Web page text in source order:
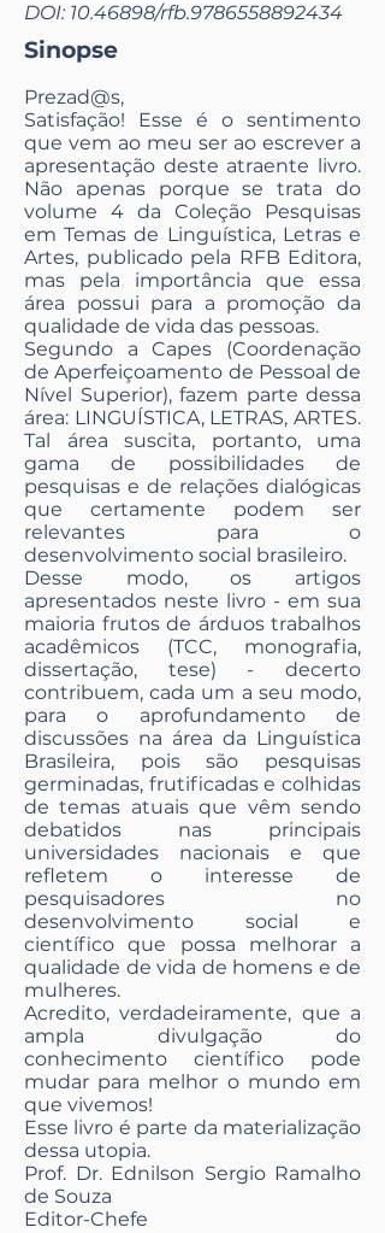
DOI: 10.46898/rfb.9786558892434
Sinopse
Prezad@s,
Satisfação! Esse é o sentimento
que vem ao meu ser ao escrever a
apresentação deste atraente livro.
Não apenas porque se trata do
volume 4 da Coleção Pesquisas
em Temas de Linguística, Letras e
Artes, publicado pela RFB Editora,
mas pela importância que essa
área possui para a promoção da
qualidade de vida das pessoas.
Segundo a Capes (Coordenação
de Aperfeiçoamento de Pessoal de
Nível Superior), fazem parte dessa
área: LINGUÍSTICA, LETRAS, ARTES.
Tal área suscita, portanto, uma
gama de possibilidades de
pesquisas e de relações dialógicas
que certamente podem ser
relevantes para o
desenvolvimento social brasileiro.
Desse modo, os artigos
apresentados neste livro - em sua
maioria frutos de árduos trabalhos
acadêmicos (TCC, monografia,
dissertação, tese) - decerto
contribuem, cada um a seu modo,
para o aprofundamento de
discussões na área da Linguística
Brasileira, pois são pesquisas
germinadas, frutificadas e colhidas
de temas atuais que vêm sendo
debatidos nas principais
universidades nacionais e que
refletem o interesse de
pesquisadores no
desenvolvimento social e
científico que possa melhorar a
qualidade de vida de homens e de
mulheres.
Acredito, verdadeiramente, que a
ampla divulgação do
conhecimento científico pode
mudar para melhor o mundo em
que vivemos!
Esse livro é parte da materialização
dessa utopia.
Prof. Dr. Ednilson Sergio Ramalho
de Souza
Editor-Chefe